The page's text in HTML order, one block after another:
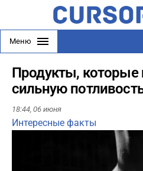
Меню
Продукты,
сильную
18:44, 06 июня
Интересные факты